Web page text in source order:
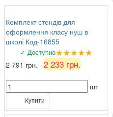
Комплект стендів для
оформлення класу нуш в
школі Код-16855
✓ Доступно★★★★★
2 791 грн. 2 233 грн.
шт
Купити